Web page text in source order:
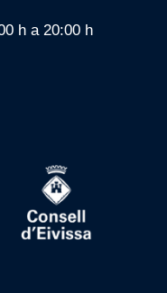
h a 20:00 h